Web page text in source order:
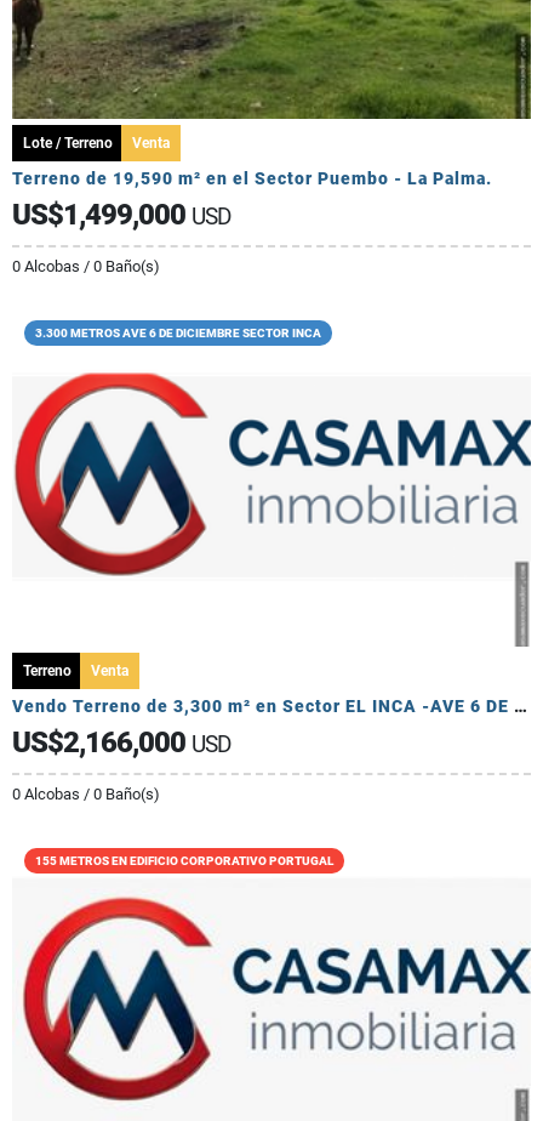
Lote / Terreno Venta
Terreno de 19,590 m² en el Sector Puembo - La Palma.
US$1,499,000 USD
0 Alcobas / 0 Baño(s)
3.300 METROS AVE 6 DE DICIEMBRE SECTOR INCA
Terreno Venta
Vendo Terreno de 3,300 m² en Sector EL INCA -AVE 6 DE DICIEMBRE
US$2,166,000 USD
0 Alcobas / 0 Baño(s)
155 METROS EN EDIFICIO CORPORATIVO PORTUGAL